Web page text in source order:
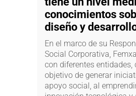
conocimientos
diseño y
En el marco de su
Social Corporativa,
con diferentes entidades,
objetivo de generar
apoyo social, al